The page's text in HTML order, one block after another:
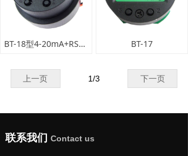
BT-18型4-20mA+RS485智能板卡 BT-17
上一页 下一页
1/3
联系我们 Contact us